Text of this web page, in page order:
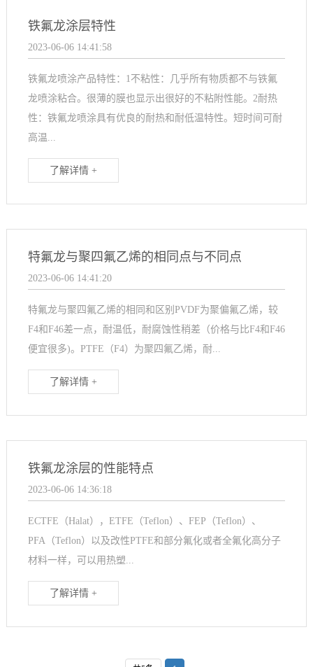
铁氟龙涂层特性
2023-06-06 14:41:58
铁氟龙喷涂产品特性：1不粘性：几乎所有物质都不与铁氟
龙喷涂粘合。很薄的膜也显示出很好的不粘附性能。2耐热
性：铁氟龙喷涂具有优良的耐热和耐低温特性。短时间可耐
高温...
了解详情 +
特氟龙与聚四氟乙烯的相同点与不同点
2023-06-06 14:41:20
特氟龙与聚四氟乙烯的相同和区别PVDF为聚偏氟乙烯，较
F4和F46差一点，耐温低，耐腐蚀性稍差（价格与比F4和F46
便宜很多)。PTFE（F4）为聚四氟乙烯，耐...
了解详情 +
铁氟龙涂层的性能特点
2023-06-06 14:36:18
ECTFE（Halat），ETFE（Teflon）、FEP（Teflon）、
PFA（Teflon）以及改性PTFE和部分氟化或者全氟化高分子
材料一样，可以用热塑...
了解详情 +